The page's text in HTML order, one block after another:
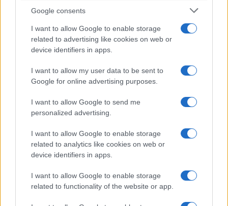
Google consents
I want to allow Google to enable storage
related to advertising like cookies on web or
device identifiers in apps.
I want to allow my user data to be sent to
Google for online advertising purposes.
I want to allow Google to send me
personalized advertising.
I want to allow Google to enable storage
related to analytics like cookies on web or
device identifiers in apps.
I want to allow Google to enable storage
related to functionality of the website or app.